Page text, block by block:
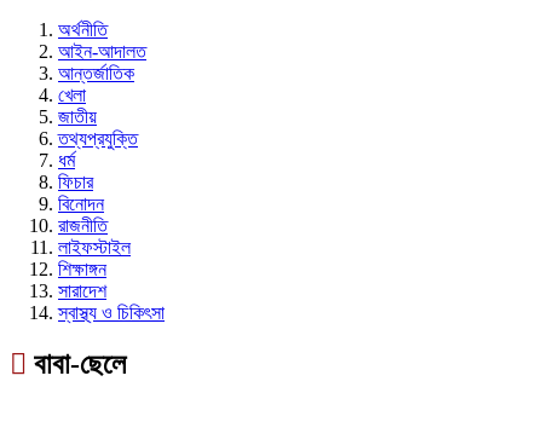
অর্থনীতি
আইন-আদালত
আন্তর্জাতিক
খেলা
জাতীয়
তথ্যপ্রযুক্তি
ধর্ম
ফিচার
বিনোদন
রাজনীতি
লাইফস্টাইল
শিক্ষাঙ্গন
সারাদেশ
স্বাস্থ্য ও চিকিৎসা
বাবা-ছেলে